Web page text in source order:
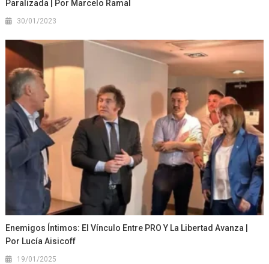
Paralizada | Por Marcelo Ramal
30/01/2023
Enemigos Íntimos: El Vínculo Entre PRO Y La Libertad Avanza |
Por Lucía Aisicoff
19/01/2025